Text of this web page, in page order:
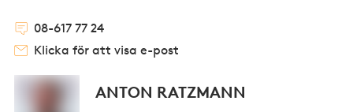
08-617 77 24
Klicka för att visa e-post
ANTON RATZMANN